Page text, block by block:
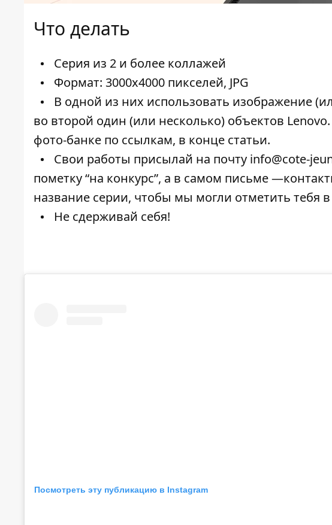
Что делать
Серия из 2 и более коллажей
Формат: 3000x4000 пикселей, JPG
В одной из них использовать изображение
во второй один (или несколько) объектов
фото-банке по ссылкам, в конце статьи.
Свои работы присылай на почту info@cote-
пометку “на конкурс”, а в самом письме
название серии, чтобы мы могли отметить тебя
Не сдерживай себя!
Посмотреть эту публикацию в Instagram